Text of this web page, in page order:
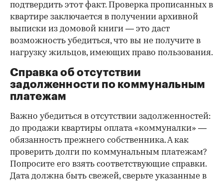
подтвердить этот факт. Проверка прописанных в
квартире заключается в получении архивной
выписки из домовой книги — это даст
возможность убедиться, что вы не получите в
нагрузку жильцов, имеющих право пользования.
Справка об отсутствии
задолженности по коммунальным
платежам
Важно убедиться в отсутствии задолженностей:
до продажи квартиры оплата «коммуналки» —
обязанность прежнего собственника. А как
проверить долги по коммунальным платежам?
Попросите его взять соответствующие справки.
Дата должна быть свежей, сверьте указанные в